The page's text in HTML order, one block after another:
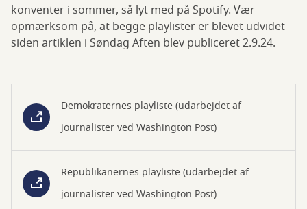
konventer i sommer, så lyt med på Spotify. Vær
opmærksom på, at begge playlister er blevet udvidet
siden artiklen i Søndag Aften blev publiceret 2.9.24.
Demokraternes playliste (udarbejdet af
journalister ved Washington Post)
Republikanernes playliste (udarbejdet af
journalister ved Washington Post)